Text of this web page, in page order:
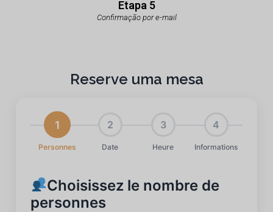
Etapa 5
Confirmação por e-mail
Reserve uma mesa
1
Personnes
2
Date
3
Heure
4
Informations
Choisissez le nombre de
personnes